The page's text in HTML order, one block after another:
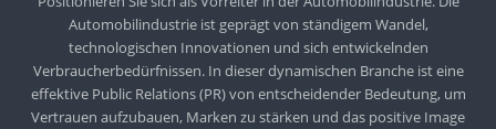
Automobilindustrie ist geprägt von ständigem Wandel,
technologischen Innovationen und sich entwickelnden
Verbraucherbedürfnissen. In dieser dynamischen Branche ist eine
effektive Public Relations (PR) von entscheidender Bedeutung, um
Vertrauen aufzubauen, Marken zu stärken und das positive Image